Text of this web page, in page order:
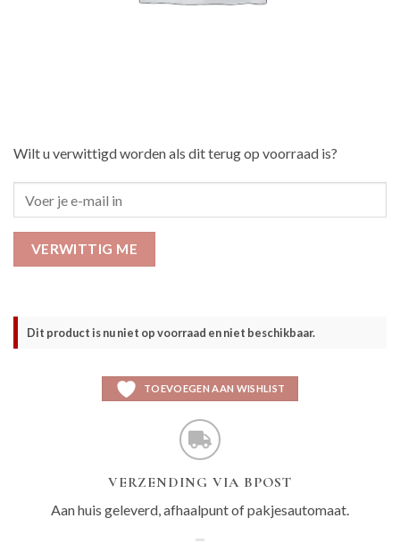
Wilt u verwittigd worden als dit terug op voorraad is?
VERWITTIG ME
Dit product is nu niet op voorraad en niet beschikbaar.
TOEVOEGEN AAN WISHLIST
VERZENDING VIA BPOST
Aan huis geleverd, afhaalpunt of pakjesautomaat.